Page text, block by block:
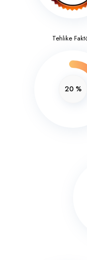
Tehlike
20%